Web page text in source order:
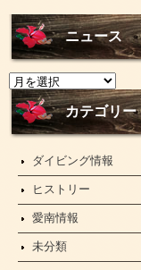
ニュース
ニ
ュ
ー
カテゴリー
ダイビング情報
ヒストリー
愛南情報
未分類